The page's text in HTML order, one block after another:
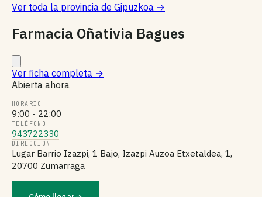
Ver toda la provincia de Gipuzkoa →
Farmacia Oñativia Bagues
Ver ficha completa →
Abierta ahora
HORARIO
9:00 - 22:00
TELÉFONO
943722330
DIRECCIÓN
Lugar Barrio Izazpi, 1 Bajo, Izazpi Auzoa Etxetaldea, 1,
20700 Zumarraga